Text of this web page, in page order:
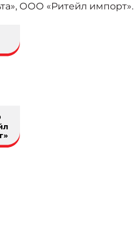
ООО «Ритейл импорт».